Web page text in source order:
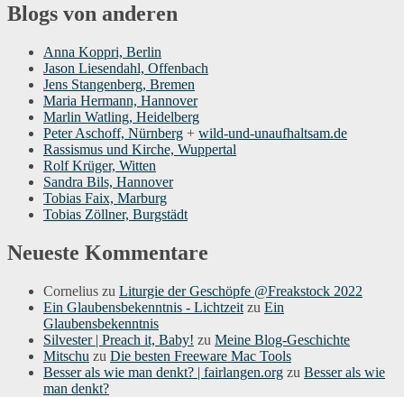
Blogs von anderen
Anna Koppri, Berlin
Jason Liesendahl, Offenbach
Jens Stangenberg, Bremen
Maria Hermann, Hannover
Marlin Watling, Heidelberg
Peter Aschoff, Nürnberg + wild-und-unaufhaltsam.de
Rassismus und Kirche, Wuppertal
Rolf Krüger, Witten
Sandra Bils, Hannover
Tobias Faix, Marburg
Tobias Zöllner, Burgstädt
Neueste Kommentare
Cornelius zu Liturgie der Geschöpfe @Freakstock 2022
Ein Glaubensbekenntnis - Lichtzeit zu Ein
Glaubensbekenntnis
Silvester | Preach it, Baby! zu Meine Blog-Geschichte
Mitschu zu Die besten Freeware Mac Tools
Besser als wie man denkt? | fairlangen.org zu Besser als wie
man denkt?